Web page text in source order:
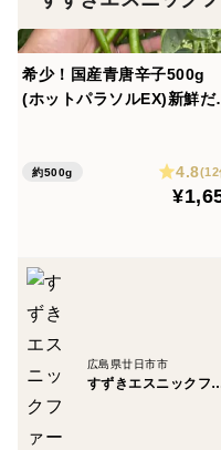
希少！国産青唐辛子500g
(ホットパラソルEX)新鮮だ
ぜるだけ！
約500g 4.8(12
広島県廿日市市
すずきエスニッ